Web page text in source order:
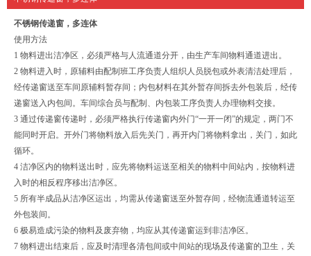
不锈钢传递窗，多连体
使用方法
1 物料进出洁净区，必须严格与人流通道分开，由生产车间物料通道进出。
2 物料进入时，原辅料由配制班工序负责人组织人员脱包或外表清洁处理后，
经传递窗送至车间原辅料暂存间；内包材料在其外暂存间拆去外包装后，经传
递窗送入内包间。车间综合员与配制、内包装工序负责人办理物料交接。
3 通过传递窗传递时，必须严格执行传递窗内外门“一开一闭”的规定，两门不
能同时开启。开外门将物料放入后先关门，再开内门将物料拿出，关门，如此
循环。
4 洁净区内的物料送出时，应先将物料运送至相关的物料中间站内，按物料进
入时的相反程序移出洁净区。
5 所有半成品从洁净区运出，均需从传递窗送至外暂存间，经物流通道转运至
外包装间。
6 极易造成污染的物料及废弃物，均应从其传递窗运到非洁净区。
7 物料进出结束后，应及时清理各清包间或中间站的现场及传递窗的卫生，关